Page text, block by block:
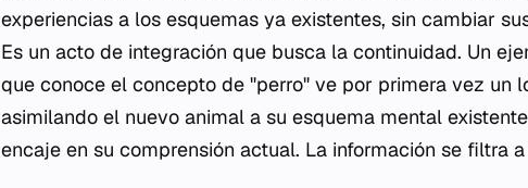
experiencias a los esquemas ya existentes, sin cambiar
Es un acto de integración que busca la continuidad. Un
que conoce el concepto de "perro" ve por primera vez un
asimilando el nuevo animal a su esquema mental
encaje en su comprensión actual. La información se filtra